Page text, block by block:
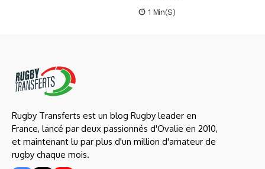
1 Min(s)
Rugby Transferts est un blog Rugby leader en
France, lancé par deux passionnés d'Ovalie en 2010,
et maintenant lu par plus d'un million d'amateur de
rugby chaque mois.